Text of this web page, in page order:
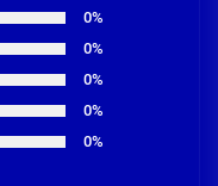
0%
0%
0%
0%
0%